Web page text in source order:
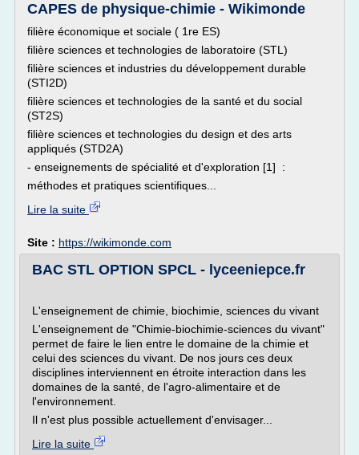
CAPES de physique-chimie - Wikimonde
filière économique et sociale ( 1re ES)
filière sciences et technologies de laboratoire (STL)
filière sciences et industries du développement durable
(STI2D)
filière sciences et technologies de la santé et du social
(ST2S)
filière sciences et technologies du design et des arts
appliqués (STD2A)
- enseignements de spécialité et d'exploration [1] :
méthodes et pratiques scientifiques...
Lire la suite
Site : https://wikimonde.com
BAC STL OPTION SPCL - lyceeniepce.fr
L'enseignement de chimie, biochimie, sciences du vivant
L'enseignement de "Chimie-biochimie-sciences du vivant"
permet de faire le lien entre le domaine de la chimie et
celui des sciences du vivant. De nos jours ces deux
disciplines interviennent en étroite interaction dans les
domaines de la santé, de l'agro-alimentaire et de
l'environnement.
Il n'est plus possible actuellement d'envisager...
Lire la suite